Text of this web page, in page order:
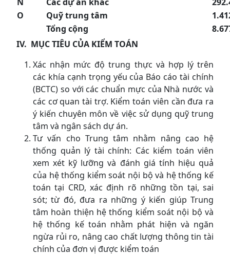
O
Quỹ trung tâm
Tổng cộng
IV. MỤC TIÊU CỦA KIỂM TOÁN
Xác nhận mức độ trung thực và hợp lý trên
các khía cạnh trọng yếu của Báo cáo tài chính
(BCTC) so với các chuẩn mực của Nhà nước và
các cơ quan tài trợ. Kiểm toán viên cần đưa ra
ý kiến chuyên môn về việc sử dụng quỹ trung
tâm và ngân sách dự án.
Tư vấn cho Trung tâm nhằm nâng cao hệ
thống quản lý tài chính: Các kiểm toán viên
xem xét kỹ lưỡng và đánh giá tính hiệu quả
của hệ thống kiểm soát nội bộ và hệ thống kế
toán tại CRD, xác định rõ những tồn tại, sai
sót; từ đó, đưa ra những ý kiến giúp Trung
tâm hoàn thiện hệ thống kiểm soát nội bộ và
hệ thống kế toán nhằm phát hiện và ngăn
ngừa rủi ro, nâng cao chất lượng thông tin tài
chính của đơn vị được kiểm toán